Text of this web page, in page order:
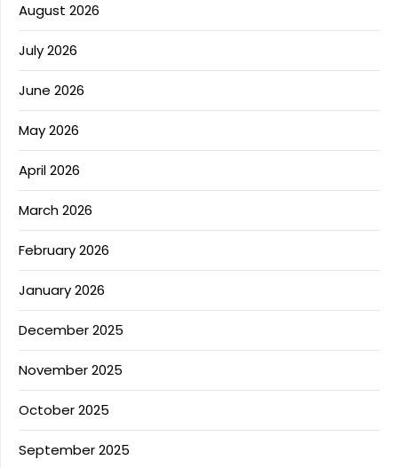
August 2026
July 2026
June 2026
May 2026
April 2026
March 2026
February 2026
January 2026
December 2025
November 2025
October 2025
September 2025